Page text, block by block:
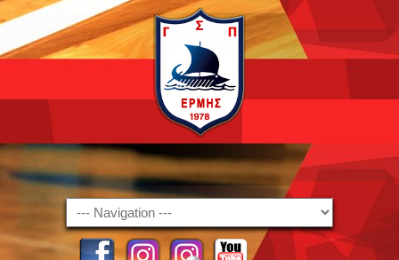
Navigation